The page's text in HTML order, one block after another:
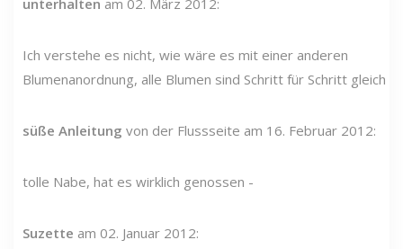
unterhalten am 02. März 2012:
Ich verstehe es nicht, wie wäre es mit einer anderen
Blumenanordnung, alle Blumen sind Schritt für Schritt gleich
süße Anleitung von der Flussseite am 16. Februar 2012:
tolle Nabe, hat es wirklich genossen -
Suzette am 02. Januar 2012: